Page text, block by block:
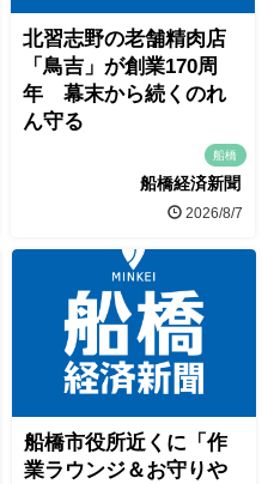
北習志野の老舗精肉店
「鳥吉」が創業170周
年 幕末から続くのれ
ん守る
船橋
船橋経済新聞
2026/8/7
船橋市役所近くに「作
業ラウンジ＆お守りや